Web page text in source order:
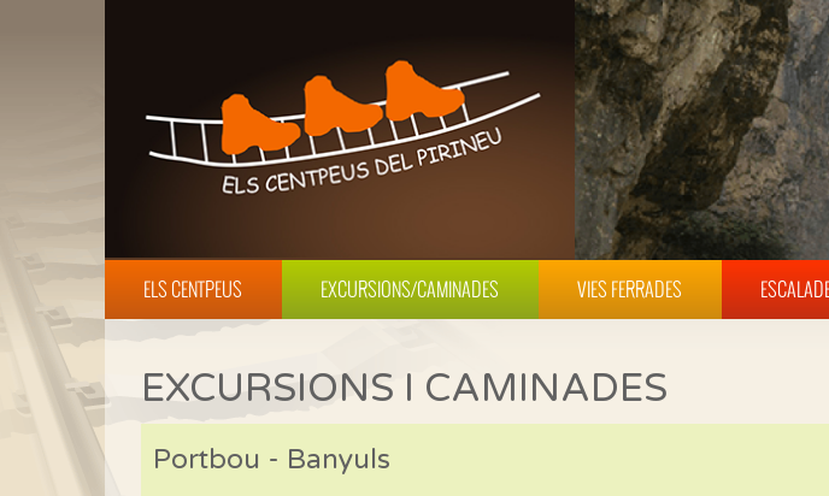
ELS CENTPEUS EXCURSIONS/CAMINADES VIES FERRADES
EXCURSIONS I CAMINADES
Portbou - Banyuls